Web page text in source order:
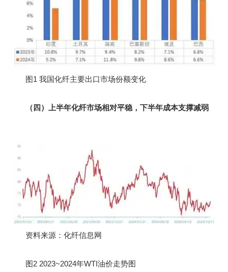
图1 我国化纤主要出口市场份额变化
（四）上半年化纤市场相对平稳，下半年成本支撑减弱
资料来源：化纤信息网
图2 2023~2024年WTI油价走势图